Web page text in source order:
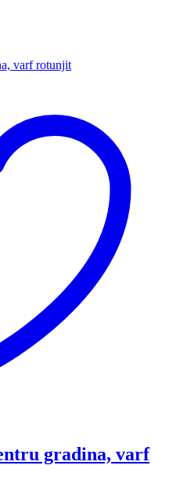
gradina, varf